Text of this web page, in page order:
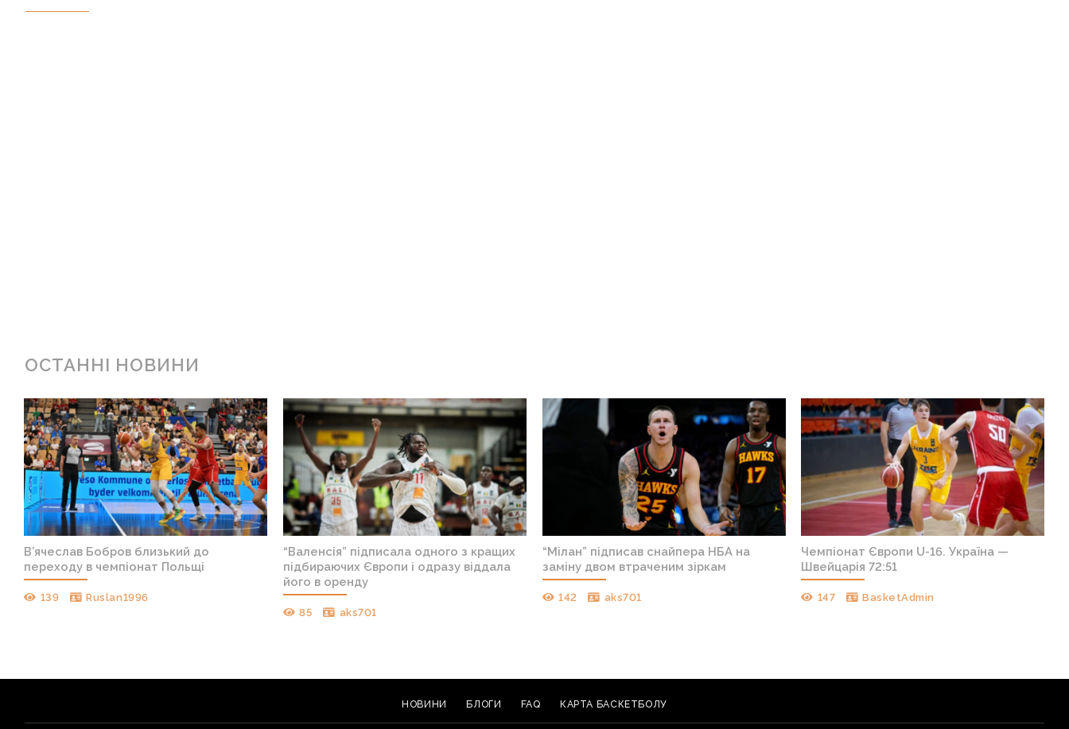
ОСТАННІ НОВИНИ
В’ячеслав Бобров близький до
переходу в чемпіонат Польщі
139 Ruslan1996
“Валенсія” підписала одного з кращих
підбираючих Європи і одразу віддала
його в оренду
85 aks701
“Мілан” підписав снайпера НБА на
заміну двом втраченим зіркам
142 aks701
Чемпіонат Європи U-16. Україна —
Швейцарія 72:51
147 BasketAdmin
НОВИНИ БЛОГИ FAQ КАРТА БАСКЕТБОЛУ